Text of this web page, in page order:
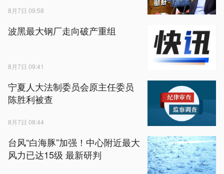
8月7日 09:58
波黑最大钢厂走向破产重组
8月7日 09:41
宁夏人大法制委员会原主任委员
陈胜利被查
8月7日 08:44
台风“白海豚”加强！中心附近最大
风力已达15级 最新研判